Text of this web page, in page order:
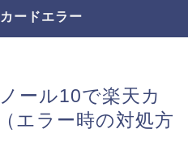
ードエラー
ール10で楽天カ
エラー時の対処方